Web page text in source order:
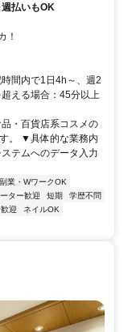
払いもOK
！
間内で1日4h～、週2
える場合：45分以上
・百貨店系コスメの
。 ▼具体的な業務内
テムへのデータ入力
副業・WワークOK
ター歓迎 短期
学歴不問
迎
ネイルOK